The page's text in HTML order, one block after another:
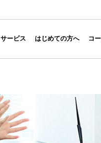
サービス はじめての方へ コ